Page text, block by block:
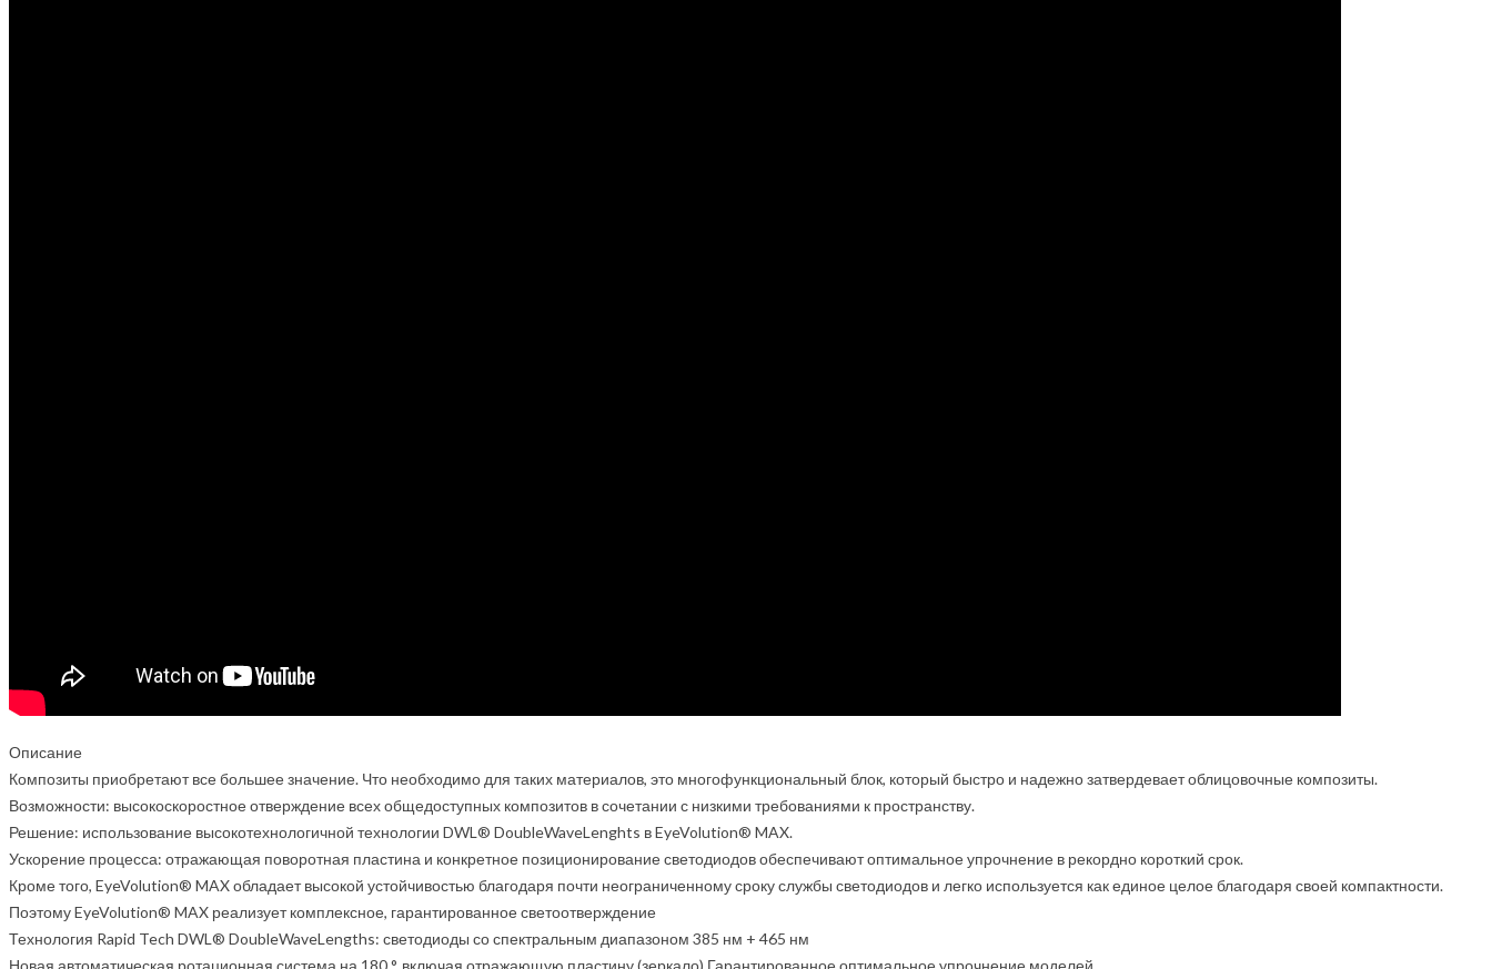
Описание
Композиты приобретают все большее значение. Что необходимо для таких материалов, это многофункциональный блок, который быстро и надежно затвердевает облицовочные композиты.
Возможности: высокоскоростное отверждение всех общедоступных композитов в сочетании с низкими требованиями к пространству.
Решение: использование высокотехнологичной технологии DWL® DoubleWaveLenghts в EyeVolution® MAX.
Ускорение процесса: отражающая поворотная пластина и конкретное позиционирование светодиодов обеспечивают оптимальное упрочнение в рекордно короткий срок.
Кроме того, EyeVolution® MAX обладает высокой устойчивостью благодаря почти неограниченному сроку службы светодиодов и легко используется как единое целое благодаря своей компактности.
Поэтому EyeVolution® MAX реализует комплексное, гарантированное светоотверждение
Технология Rapid Tech DWL® DoubleWaveLengths: светодиоды со спектральным диапазоном 385 нм + 465 нм
Новая автоматическая ротационная система на 180 °, включая отражающую пластину (зеркало).Гарантированное оптимальное упрочнение моделей.